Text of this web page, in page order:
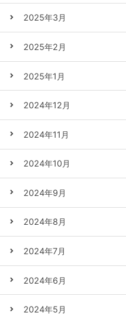
2025年3月
2025年2月
2025年1月
2024年12月
2024年11月
2024年10月
2024年9月
2024年8月
2024年7月
2024年6月
2024年5月